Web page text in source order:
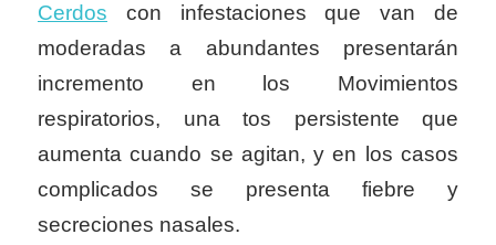
Cerdos con infestaciones que van de
moderadas a abundantes presentarán
incremento en los Movimientos
respiratorios, una tos persistente que
aumenta cuando se agitan, y en los casos
complicados se presenta fiebre y
secreciones nasales.